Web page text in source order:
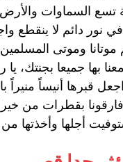
تسع السماوات
نور دائم لا ينقطع
موتانا وموتى
بها جميعا
قبرها أنيساً منيراً
بقطرات من
أجلها وأخذتها